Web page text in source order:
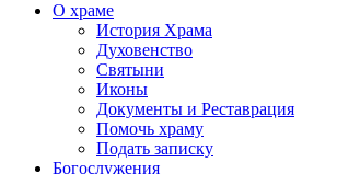
О храме
История Храма
Духовенство
Святыни
Иконы
Документы и Реставрация
Помочь храму
Подать записку
Богослужения